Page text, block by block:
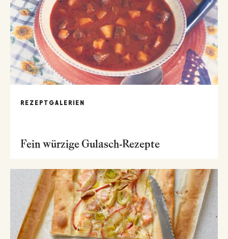
REZEPTGALERIEN
Fein würzige Gulasch-Rezepte